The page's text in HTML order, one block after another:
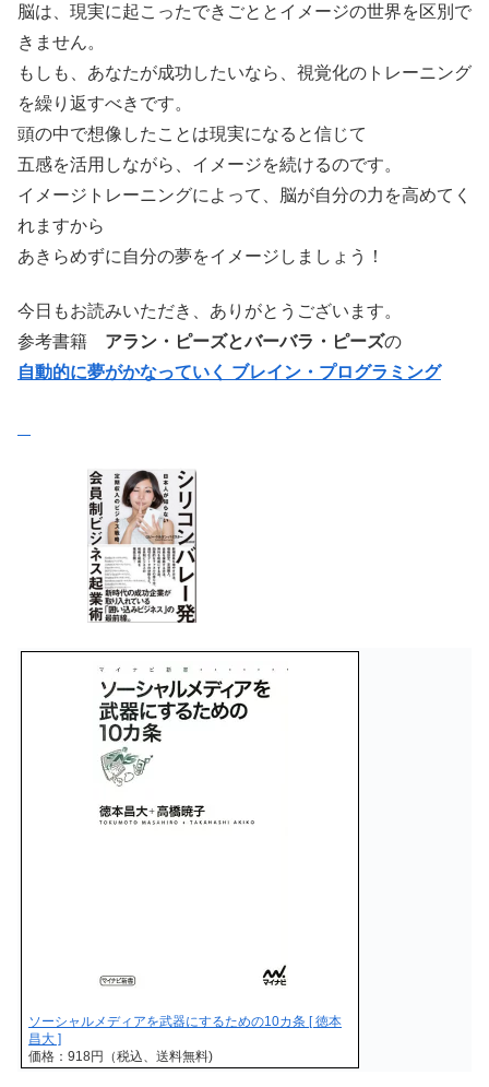
脳は、現実に起こったできごととイメージの世界を区別で
きません。
もしも、あなたが成功したいなら、視覚化のトレーニング
を繰り返すべきです。
頭の中で想像したことは現実になると信じて
五感を活用しながら、イメージを続けるのです。
イメージトレーニングによって、脳が自分の力を高めてく
れますから
あきらめずに自分の夢をイメージしましょう！
今日もお読みいただき、ありがとうございます。
参考書籍 アラン・ピーズとバーバラ・ピーズの
自動的に夢がかなっていく ブレイン・プログラミング
ソーシャルメディアを武器にするための10カ条 [ 徳本
昌大 ]
価格：918円（税込、送料無料)